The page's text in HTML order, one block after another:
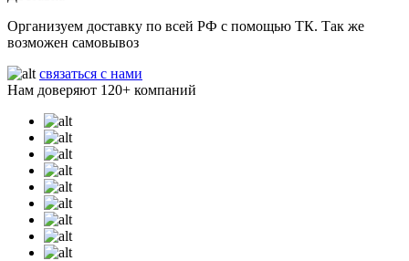
Организуем доставку по всей РФ с помощью ТК. Так же
возможен самовывоз
связаться с нами
Нам доверяют 120+ компаний